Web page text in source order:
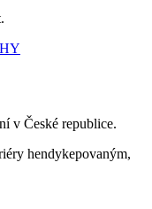
v České republice.
hendykepovaným,